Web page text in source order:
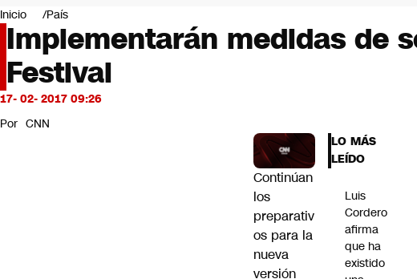
Mundo
Negocios
Deportes
Programas completos
Cultura
Servicios
Bits
CNN Data
Inicio País
Implementarán medidas de
Festival
17- 02- 2017 09:26
Por CNN
Continúan
los
preparativ
os para la
nueva
versión
LO MÁS
LEÍDO
Luis
Cordero
afirma
que ha
existido